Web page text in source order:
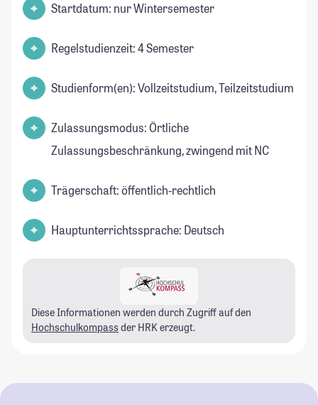
Startdatum: nur Wintersemester
Regelstudienzeit: 4 Semester
Studienform(en): Vollzeitstudium, Teilzeitstudium
Zulassungsmodus: Örtliche
Zulassungsbeschränkung, zwingend mit NC
Trägerschaft: öffentlich-rechtlich
Hauptunterrichtssprache: Deutsch
Diese Informationen werden durch Zugriff auf den
Hochschulkompass der HRK erzeugt.